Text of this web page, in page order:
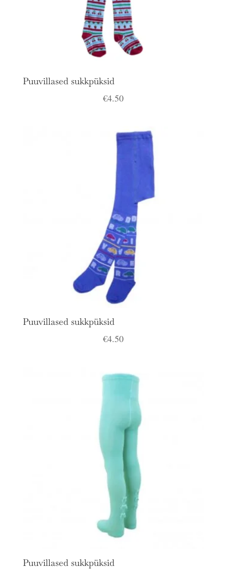
Puuvillased sukkpüksid
€4.50
Puuvillased sukkpüksid
€4.50
Puuvillased sukkpüksid